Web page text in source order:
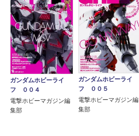
ガンダムホビーライ
フ ００４
電撃ホビーマガジン編
集部
ガンダムホビーライ
フ ００５
電撃ホビーマガジン編
集部